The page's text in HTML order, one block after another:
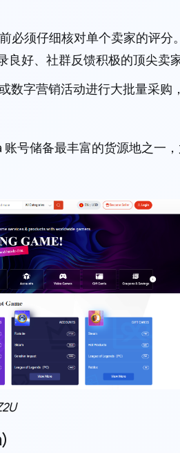
必须仔细核对单个卖家的评分
好、社群反馈积极的顶尖卖
数字营销活动进行大批量采购
号储备最丰富的货源地之一